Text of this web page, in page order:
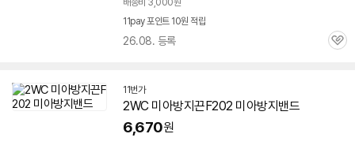
배송비 3,000원
11pay 포인트 10원 적립
26.08. 등록
관
11번가
2WC 미아방지끈F202 미아방지밴드
6,670원